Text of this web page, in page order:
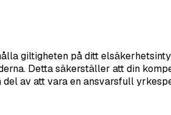
giltigheten på ditt
Detta säkerställer att din
av att vara en ansvarsfull